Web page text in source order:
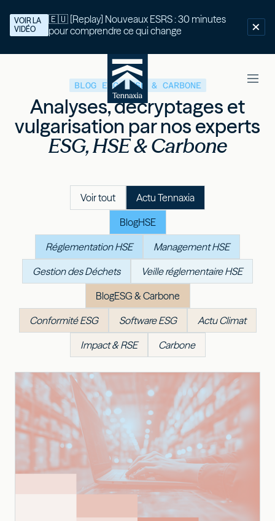
🇪🇺 [Replay] Nouveaux ESRS : 30 minutes
pour comprendre ce qui change
VOIR LA
VIDÉO
BLOG ESG, HSE & CARBONE
Analyses, décryptages et
vulgarisation par nos experts
ESG, HSE & Carbone
Voir tout
Actu Tennaxia
BlogHSE
Réglementation HSE
Management HSE
Gestion des Déchets
Veille réglementaire HSE
BlogESG & Carbone
Conformité ESG
Software ESG
Actu Climat
Impact & RSE
Carbone